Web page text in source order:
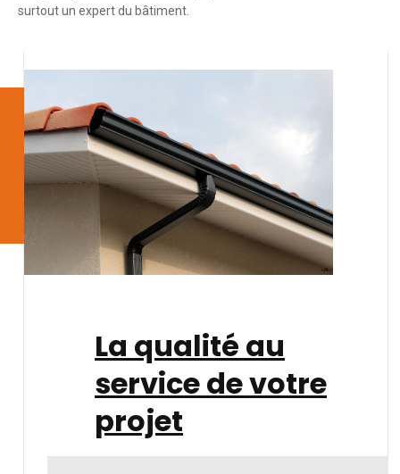
surtout un expert du bâtiment.
La qualité au
service de votre
projet